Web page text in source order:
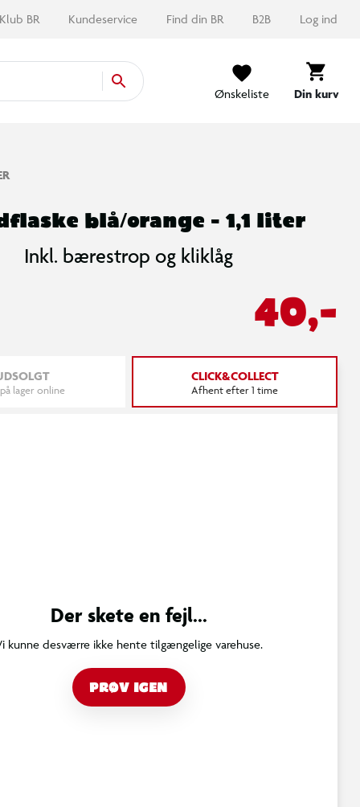
Klub BR Kundeservice Find din BR B2B Log ind
Ønskeliste Din kurv
blå/orange - 1,1 liter
Inkl. bærestrop og kliklåg
40,-
lager online
CLICK&COLLECT
Afhent efter 1 time
Der skete en fejl...
kunne desværre ikke hente tilgængelige varehuse.
PRØV IGEN